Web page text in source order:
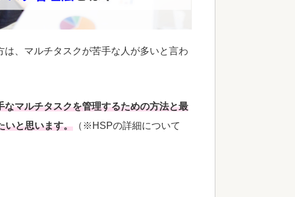
、マルチタスクが苦手な人が多いと言わ
なマルチタスクを管理するための方法と最
いと思います。 （※HSPの詳細について